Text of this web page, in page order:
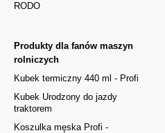
RODO
Produkty dla fanów maszyn
rolniczych
Kubek termiczny 440 ml - Profi
Kubek Urodzony do jazdy
traktorem
Koszulka męska Profi -